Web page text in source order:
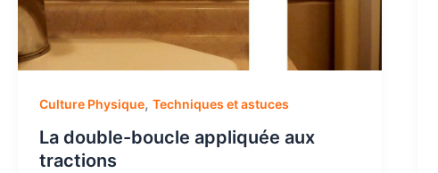
Culture Physique, Techniques et astuces
La double-boucle appliquée aux
tractions